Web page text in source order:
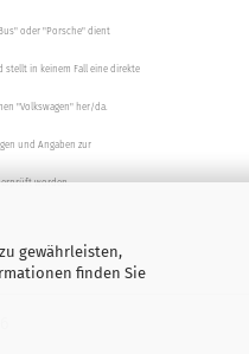
gewährleisten,
finden Sie
oder "Porsche" dient
stellt in keinem Fall eine direkte
"Volkswagen" her/da.
und Angaben zur
worden.